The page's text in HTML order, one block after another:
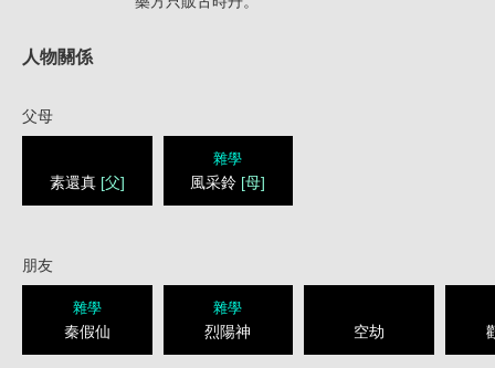
人物關係
父母
素還真 [父]
雜學
風采鈴 [母]
朋友
雜學
秦假仙
雜學
烈陽神 空劫